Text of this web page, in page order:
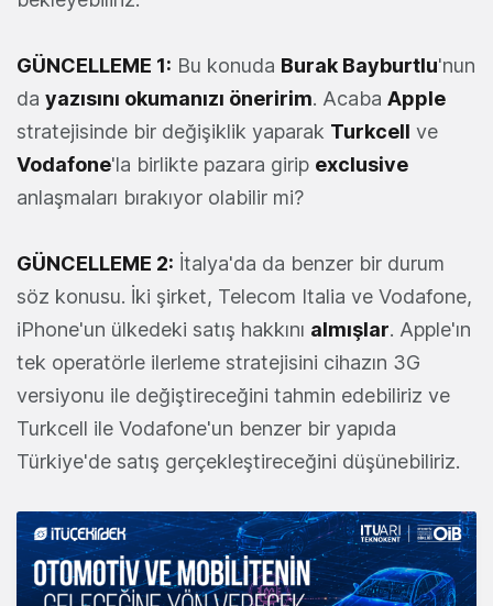
GÜNCELLEME 1: Bu konuda Burak Bayburtlu'nun
da yazısını okumanızı öneririm. Acaba Apple
stratejisinde bir değişiklik yaparak Turkcell ve
Vodafone'la birlikte pazara girip exclusive
anlaşmaları bırakıyor olabilir mi?
GÜNCELLEME 2: İtalya'da da benzer bir durum
söz konusu. İki şirket, Telecom Italia ve Vodafone,
iPhone'un ülkedeki satış hakkını almışlar. Apple'ın
tek operatörle ilerleme stratejisini cihazın 3G
versiyonu ile değiştireceğini tahmin edebiliriz ve
Turkcell ile Vodafone'un benzer bir yapıda
Türkiye'de satış gerçekleştireceğini düşünebiliriz.